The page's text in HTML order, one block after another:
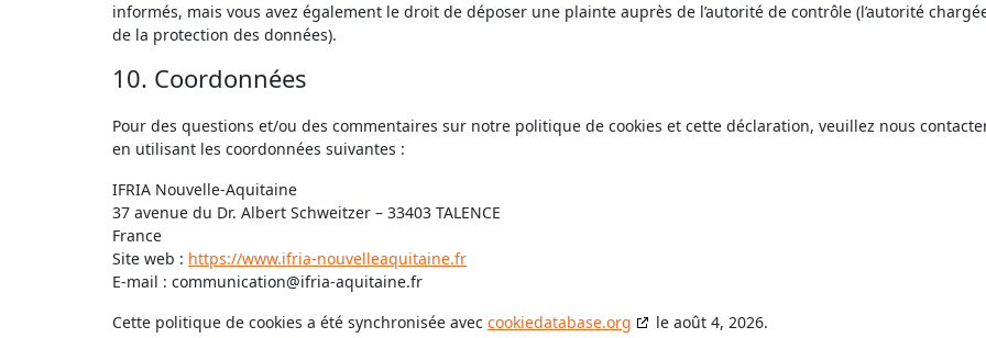
informés, mais vous avez également le droit de déposer une plainte auprès de l’autorité de contrôle (l’autorité
de la protection des données).
10. Coordonnées
Pour des questions et/ou des commentaires sur notre politique de cookies et cette déclaration, veuillez nous
en utilisant les coordonnées suivantes :
IFRIA Nouvelle-Aquitaine
37 avenue du Dr. Albert Schweitzer – 33403 TALENCE
France
Site web : https://www.ifria-nouvelleaquitaine.fr
E-mail : communication@ifria-aquitaine.fr
Cette politique de cookies a été synchronisée avec cookiedatabase.org le août 4, 2026.